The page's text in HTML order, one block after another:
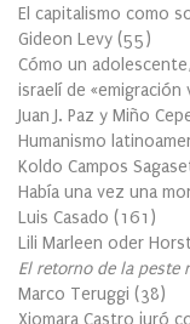
El capitalismo como
Gideon Levy (55)
Cómo un
israelí de «emigración
Juan J. Paz y Miño
Humanismo
Koldo Campos
Había una vez una
Luis Casado (161 )
Lili Marleen oder
El retorno de la peste
Marco Teruggi (38)
Xiomara Castro juró